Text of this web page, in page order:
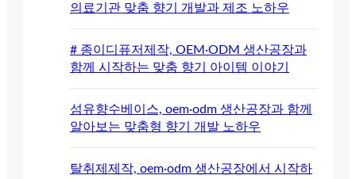
의료기관 맞춤 향기 개발과 제조 노하우
# 종이디퓨저제작, OEM·ODM 생산공장과
함께 시작하는 맞춤 향기 아이템 이야기
섬유향수베이스, oem·odm 생산공장과 함께
알아보는 맞춤형 향기 개발 노하우
탈취제제작, oem·odm 생산공장에서 시작하